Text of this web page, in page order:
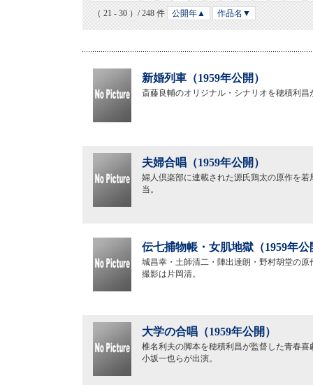
（ 21 - 30 ）/ 248 件
公開年▲ 作品名▼
新婚列車（1959年公開）
斎藤良輔のオリジナル・シナリオを穂積利
夫婦合唱（1959年公開）
婦人倶楽部に連載された源氏鶏太の原作を
当。
伝七捕物帳・女肌地獄（1959年公
城昌幸・土師清二・陣出達朗・野村胡堂の
撮影は片岡清。
大学の合唱（1959年公開）
椎名利夫の脚本を穂積利昌が監督した青春
小坂一也らが出演。